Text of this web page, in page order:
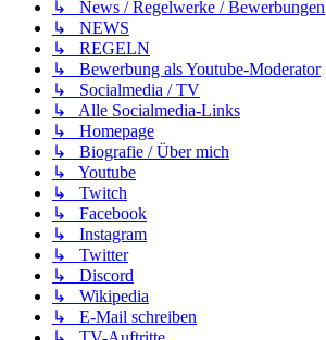
↳ News / Regelwerke / Bewerbungen
↳ NEWS
↳ REGELN
↳ Bewerbung als Youtube-Moderator
↳ Socialmedia / TV
↳ Alle Socialmedia-Links
↳ Homepage
↳ Biografie / Über mich
↳ Youtube
↳ Twitch
↳ Facebook
↳ Instagram
↳ Twitter
↳ Discord
↳ Wikipedia
↳ E-Mail schreiben